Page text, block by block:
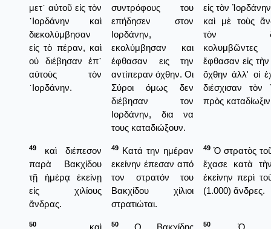
μετ᾿ αὐτοῦ εἰς τὸν
᾿Ιορδάνην καὶ
διεκολύμβησαν
εἰς τὸ πέραν, καὶ
οὐ διέβησαν ἐπ᾿
αὐτοὺς τὸν
᾿Ιορδάνην.
συντρόφους του
επήδησεν στον
Ιορδάνην,
εκολύμβησαν και
έφθασαν εις την
αντίπεραν όχθην. Οι
Σύροι όμως δεν
διέβησαν τον
Ιορδάνην, δια να
τους καταδιώξουν.
εἰς τὸν
καὶ μὲ τοὺς
τὸν
ἔφθασαν εἰς
ὄχθην ἀλλ' οἱ
διέσχισαν τὸν
πρὸς
49
καὶ διέπεσον
παρὰ Βακχίδου
τῇ ἡμέρᾳ ἐκείνῃ
εἰς χιλίους
ἄνδρας.
49 Κατά την ημέραν
εκείνην έπεσαν από
τον στρατόν του
Βακχίδου χίλιοι
στρατιώται.
49 Ὁ στρατὸς
ἔχασε κατὰ
ἐκείνην περὶ
(1.000) ἄνδρες.
50
καὶ
50
Ο Βακχίδης
50
Ὁ